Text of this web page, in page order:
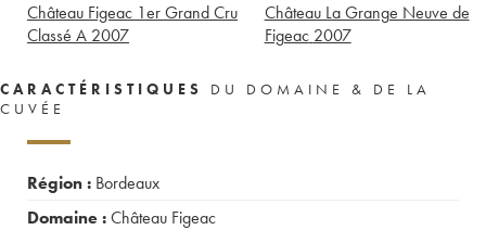
Château Figeac 1er Grand Cru
Classé A 2007
Château La Grange Neuve de
Figeac 2007
CARACTÉRISTIQUES
DU DOMAINE & DE LA
CUVÉE
Région : Bordeaux
Domaine :Château Figeac